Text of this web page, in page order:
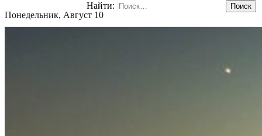
Понедельник, Август 10
Найти: